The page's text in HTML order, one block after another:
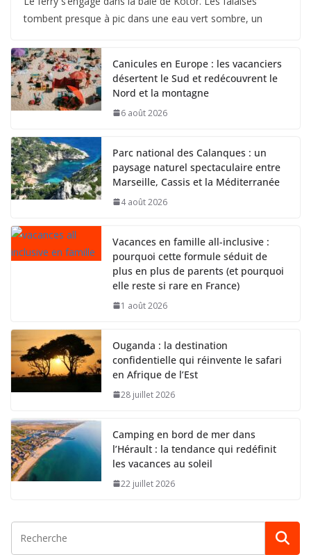
tombent presque à pic dans une eau vert sombre, un
Canicules en Europe : les vacanciers
désertent le Sud et redécouvrent le
Nord et la montagne
6 août 2026
Parc national des Calanques : un
paysage naturel spectaculaire entre
Marseille, Cassis et la Méditerranée
4 août 2026
Vacances en famille all-inclusive :
pourquoi cette formule séduit de
plus en plus de parents (et pourquoi
elle reste si rare en France)
1 août 2026
Ouganda : la destination
confidentielle qui réinvente le safari
en Afrique de l’Est
28 juillet 2026
Camping en bord de mer dans
l’Hérault : la tendance qui redéfinit
les vacances au soleil
22 juillet 2026